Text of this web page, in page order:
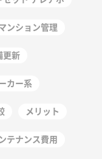
ンション管理
更新
カー系
メリット
テナンス費用